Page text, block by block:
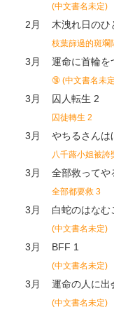
(中文書名未定)
2月 木洩れ日のひ
枝葉篩過的斑斕
3月 運命に首輪を
🔞 (中文書名未
3月 囚人転生 2
囚徒轉生 2
3月 やちるさんは
八千蕗小姐被誇
3月 全部救ってや
全部都要救 3
3月 白蛇のはなむ
(中文書名未定)
3月 BFF 1
(中文書名未定)
3月 運命の人に出
(中文書名未定)